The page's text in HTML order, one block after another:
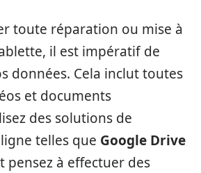
toute réparation ou mise à
il est impératif de
données. Cela inclut toutes
et documents
des solutions de
telles que Google Drive
pensez à effectuer des